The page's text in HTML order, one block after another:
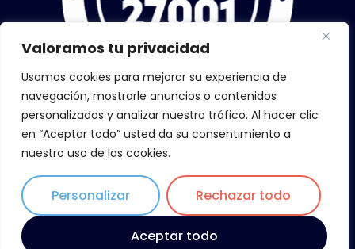
Valoramos tu privacidad
Usamos cookies para mejorar su experiencia de
navegación, mostrarle anuncios o contenidos
personalizados y analizar nuestro tráfico. Al hacer clic
en “Aceptar todo” usted da su consentimiento a
nuestro uso de las cookies.
Personalizar Rechazar todo
Aceptar todo
Copyright © 2026 ZiLoWi, todos los derechos reservados